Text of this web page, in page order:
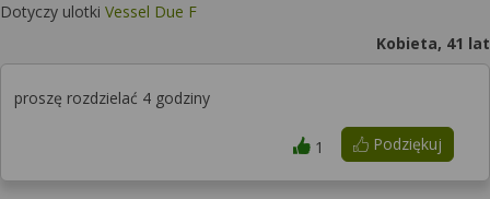
Dotyczy ulotki Vessel Due F
Kobieta, 41 lat
proszę rozdzielać 4 godziny
Podziękuj
1